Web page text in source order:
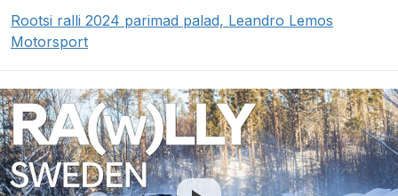
Rootsi ralli 2024 parimad palad, Leandro Lemos
Motorsport